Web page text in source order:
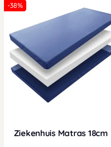
-38%
Ziekenhuis Matras 18cm